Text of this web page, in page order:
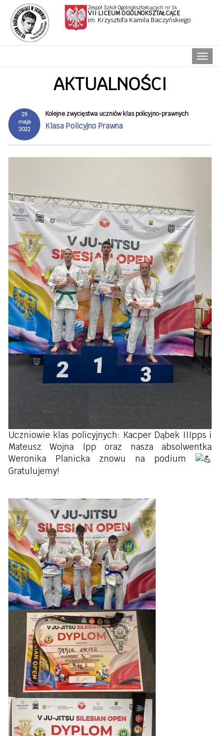
Zespół Szkół Ogólnokształcących nr 14
VII LICEUM OGÓLNOKSZTAŁCĄCE
im. Krzysztofa Kamila Baczyńskiego
AKTUALNOŚCI
29
maja
2022
Kolejne zwycięstwa uczniów klas policyjno-prawnych
Klasa Policyjno Prawna
Uczniowie klas policyjnych: Kacper Dąbek IIIpps i
Mateusz Wojna Ipp oraz nasza absolwentka
Weronika Planicka znowu na podium
Gratulujemy!